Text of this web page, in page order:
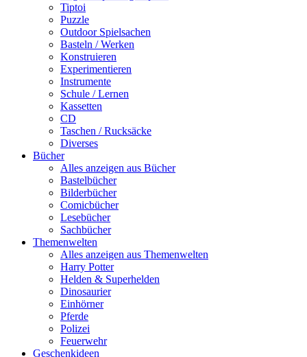
Tiptoi
Puzzle
Outdoor Spielsachen
Basteln / Werken
Konstruieren
Experimentieren
Instrumente
Schule / Lernen
Kassetten
CD
Taschen / Rucksäcke
Diverses
Bücher
Alles anzeigen aus Bücher
Bastelbücher
Bilderbücher
Comicbücher
Lesebücher
Sachbücher
Themenwelten
Alles anzeigen aus Themenwelten
Harry Potter
Helden & Superhelden
Dinosaurier
Einhörner
Pferde
Polizei
Feuerwehr
Geschenkideen